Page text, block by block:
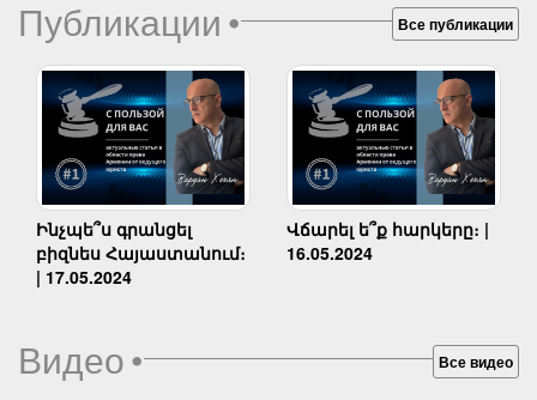
Публикации• Все публикации
Ինչպե՞ս գրանցել
բիզնես Հայաստանում։
| 17.05.2024
Վճարել ե՞ք հարկերը։ |
16.05.2024
Видео• Все видео